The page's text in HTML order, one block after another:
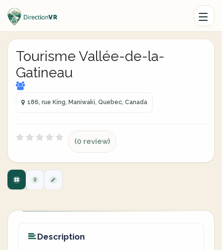
Tourisme Vallée-de-la-
Gatineau
186, rue King, Maniwaki, Quebec, Canada
(0 review)
Description